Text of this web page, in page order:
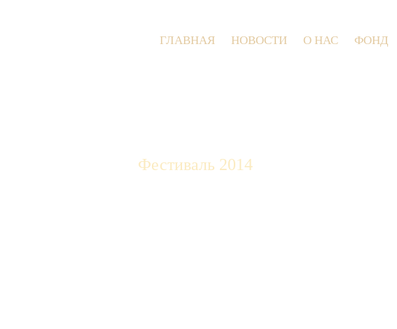
ГЛАВНАЯ НОВОСТИ О НАС ФОНД
Фестиваль 2014